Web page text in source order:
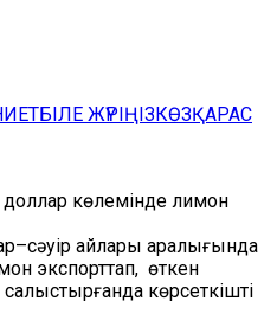
БІЛЕ ЖҮРІҢІЗКӨЗҚАРАС
көлемінде лимон
айлары аралығында
экспорттап, өткен
көрсеткішті